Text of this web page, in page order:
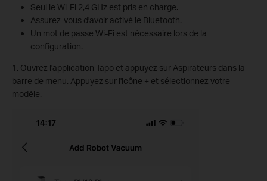
Seul le Wi-Fi 2,4 GHz est pris en charge.
Assurez-vous d'avoir activé le Bluetooth.
Un mot de passe Wi-Fi est nécessaire lors de la
configuration.
1. Ouvrez l'application Tapo et appuyez sur Aspirateurs dans la
barre de menu. Appuyez sur l'icône + et sélectionnez votre
modèle.